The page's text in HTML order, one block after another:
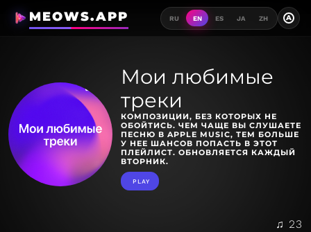
MEOWS.APP RU EN ES JA ZH A
Мои любимые
треки
КОМПОЗИЦИИ, БЕЗ КОТОРЫХ НЕ
ОБОЙТИСЬ. ЧЕМ ЧАЩЕ ВЫ СЛУШАЕТЕ
ПЕСНЮ В APPLE MUSIC, ТЕМ БОЛЬШЕ
У НЕЕ ШАНСОВ ПОПАСТЬ В ЭТОТ
ПЛЕЙЛИСТ. ОБНОВЛЯЕТСЯ КАЖДЫЙ
ВТОРНИК.
PLAY
♫ 23